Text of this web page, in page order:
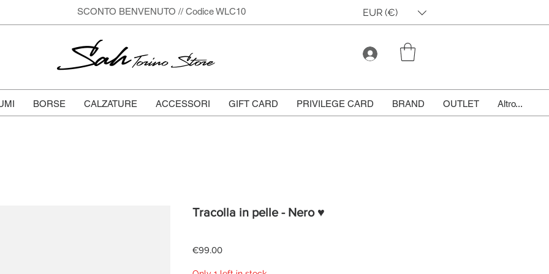
SCONTO BENVENUTO // Codice WLC10 EUR (€)
SahTorino Store
BORSE CALZATURE ACCESSORI GIFT CARD PRIVILEGE CARD BRAND OUTLET Altro...
Tracolla in pelle - Nero ♥
€99.00Price